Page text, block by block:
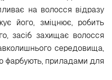
на волосся відразу
його, зміцнює, робить
засіб захищає волосся
середовища,
фарбують, приладами для